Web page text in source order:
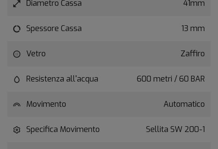
Diametro Cassa 41mm
Spessore Cassa 13 mm
Vetro Zaffiro
Resistenza all'acqua 600 metri / 60 BAR
Movimento Automatico
Specifica Movimento Sellita SW 200-1